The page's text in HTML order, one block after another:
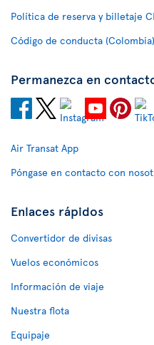
Política de reserva y billetaje
Código de conducta (Colombia)
Permanezca en
Air Transat App
Póngase en contacto con
Enlaces rápidos
Convertidor de divisas
Vuelos económicos
Información de viaje
Nuestra flota
Equipaje